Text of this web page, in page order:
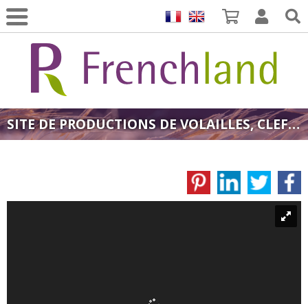
SITE DE PRODUCTIONS DE VOLAILLES, CLEF EN MAINS ! 🐔